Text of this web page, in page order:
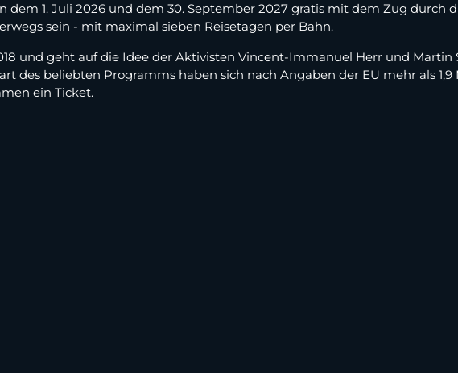
1. Juli 2026 und dem 30. September 2027 gratis mit dem Zug durch
sein - mit maximal sieben Reisetagen per Bahn.
und geht auf die Idee der Aktivisten Vincent-Immanuel Herr und Martin
des beliebten Programms haben sich nach Angaben der EU mehr als
ein Ticket.